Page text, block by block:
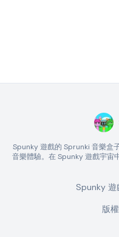
Spunky 遊戲的 Sprunki 音樂盒
音樂體驗。在 Spunky 遊戲宇宙
Spunky
版